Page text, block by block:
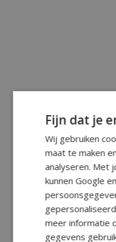
Fijn dat je
Wij gebruiken
maat te maken
analyseren. Met
kunnen Google
meer informatie
gegevens